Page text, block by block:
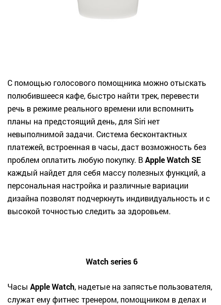
С помощью голосового помощника можно отыскать
полюбившееся кафе, быстро найти трек, перевести
речь в режиме реального времени или вспомнить
планы на предстоящий день, для Siri нет
невыполнимой задачи. Система бесконтактных
платежей, встроенная в часы, даст возможность без
проблем оплатить любую покупку. ВApple Watch SE
каждый найдет для себя массу полезных функций, а
персональная настройка и различные вариации
дизайна позволят подчеркнуть индивидуальность и с
высокой точностью следить за здоровьем.
Watch series 6
Часы Apple Watch, надетые на запястье пользователя,
служат ему фитнес тренером, помощником в делах и